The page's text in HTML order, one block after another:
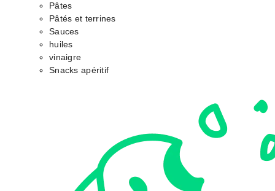
Pâtes
Pâtés et terrines
Sauces
huiles
vinaigre
Snacks apéritif